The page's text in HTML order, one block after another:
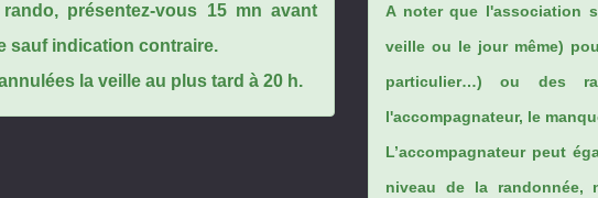
présentez-vous 15 mn avant
sauf indication contraire.
la veille au plus tard à 20 h.
A noter que l'association
veille ou le jour même)
particulier…) ou des
l'accompagnateur, le
L’accompagnateur peut
niveau de la randonnée,